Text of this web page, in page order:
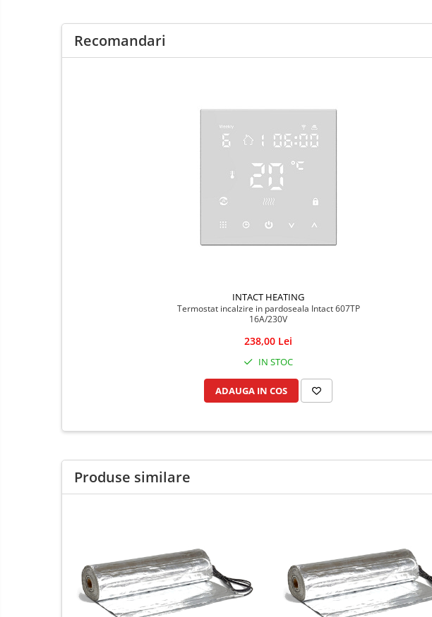
Recomandari
INTACT HEATING
Termostat incalzire in pardoseala Intact 607TP
16A/230V
238,00 Lei
IN STOC
ADAUGA IN COS
Produse similare